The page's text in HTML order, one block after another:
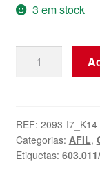
3 em stock
1
Citroën
Peugeot
REF: 2093-I7_K14
Categorias: AFIL,
Etiquetas: